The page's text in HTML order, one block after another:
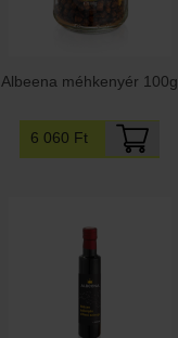
Albeena méhkenyér 100g
6 060 Ft